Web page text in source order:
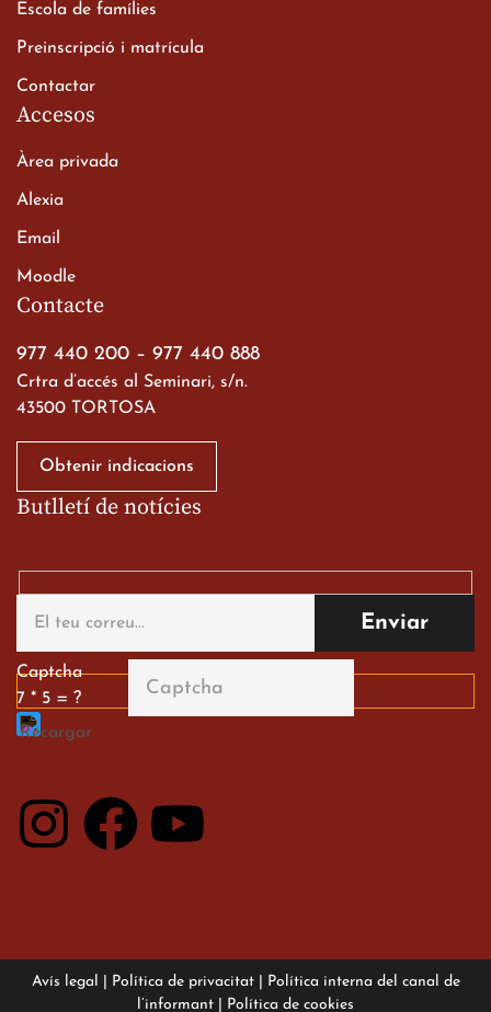
Batxillerat
a les ciutats imperials
alumnes al Tortosa
English Festival
13 de març de 2026
Contacte
977 440 200 – 977 440 888
Crtra d’accés al Seminari, s/n.
43500 TORTOSA
Obtenir indicacions
Escola de famílies
Preinscripció i matrícula
Contactar
Accesos
Àrea privada
Alexia
Email
Moodle
Butlletí de notícies
Captcha
7 * 5 = ?
Avís legal Política de privacitat| Política interna del canal de
l’informant
Política de cookies